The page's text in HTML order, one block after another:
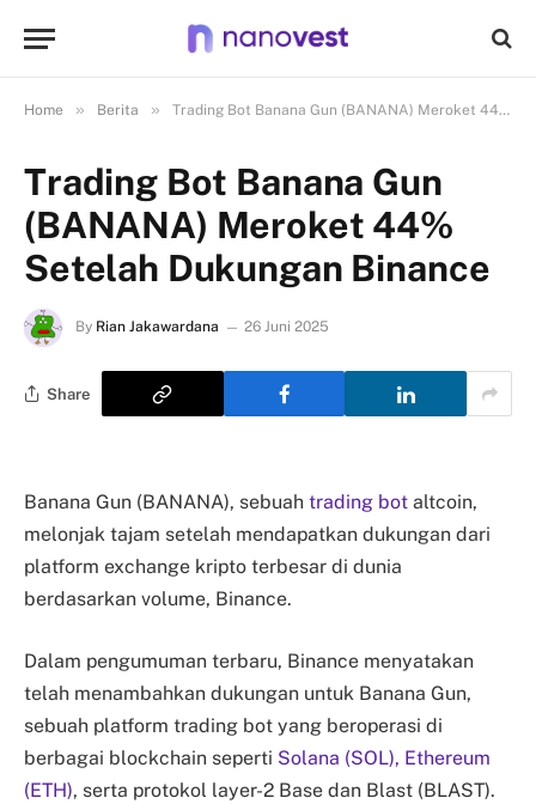
Home » Berita » Trading Bot Banana Gun (BANANA) Meroket 44% Setelah Dukungan Binance
Trading Bot Banana Gun
(BANANA) Meroket 44%
Setelah Dukungan Binance
By Rian Jakawardana 26 Juni 2025
Share
Banana Gun (BANANA), sebuah trading bot altcoin,
melonjak tajam setelah mendapatkan dukungan dari
platform exchange kripto terbesar di dunia
berdasarkan volume, Binance.
Dalam pengumuman terbaru, Binance menyatakan
telah menambahkan dukungan untuk Banana Gun,
sebuah platform trading bot yang beroperasi di
berbagai blockchain seperti Solana (SOL), Ethereum
(ETH), serta protokol layer-2 Base dan Blast (BLAST).